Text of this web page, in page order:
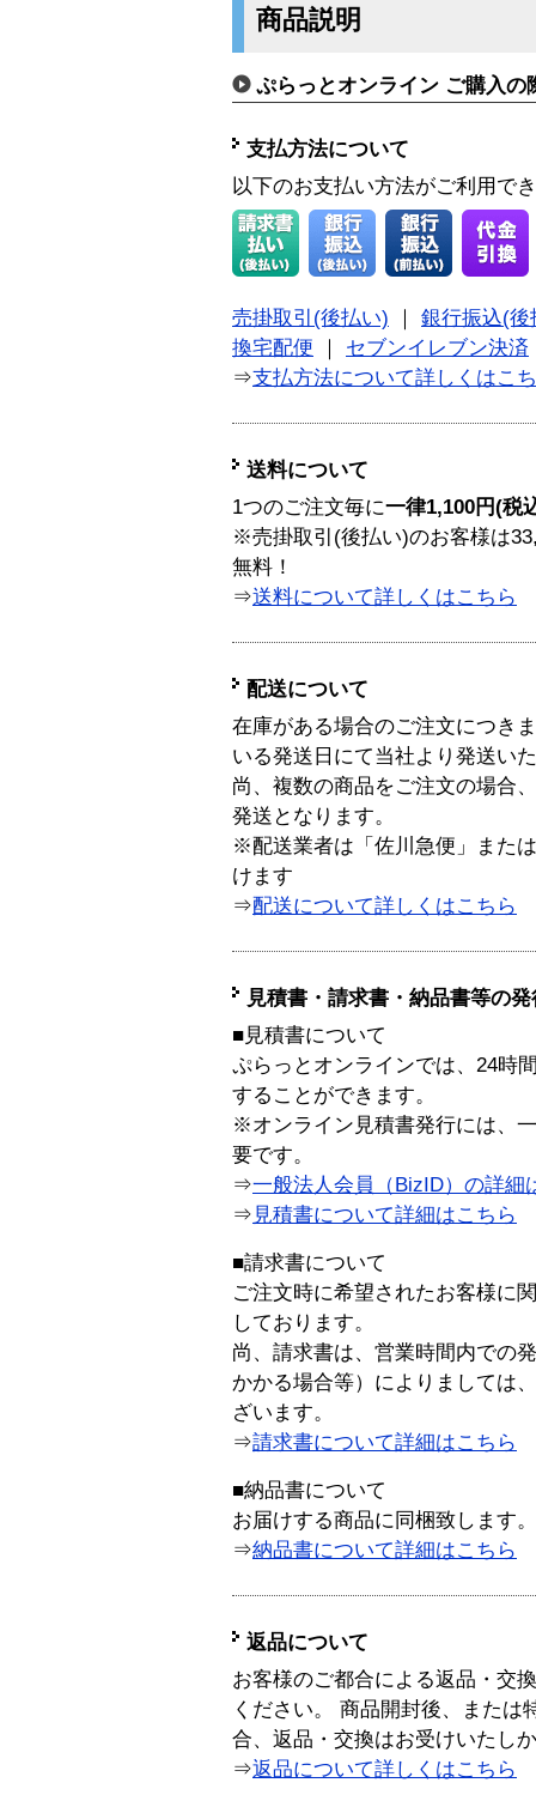
商品説明
ぷらっとオンライン ご購入の
支払方法について
以下のお支払い方法がご利用で
売掛取引(後払い)
銀行振込(後
換宅配便
セブンイレブン決済
⇒支払方法について詳しくはこ
送料について
1つのご注文毎に一律1,100円(税
※売掛取引(後払い)のお客様は
無料！
⇒送料について詳しくはこちら
配送について
在庫がある場合のご注文につき
いる発送日にて当社より発送い
尚、複数の商品をご注文の場合
発送となります。
※配送業者は「佐川急便」また
けます
⇒配送について詳しくはこちら
見積書・請求書・納品書等の
■見積書について
ぷらっとオンラインでは、24時
することができます。
※オンライン見積書発行には、
要です。
⇒一般法人会員（BizID）の詳細
⇒ 見積書について詳細はこちら
■請求書について
ご注文時に希望されたお客様に
しております。
尚、請求書は、営業時間内での
かかる場合等）によりましては
ざいます。
⇒請求書について詳細はこちら
■納品書について
お届けする商品に同梱致します。
⇒納品書について詳細はこちら
返品について
お客様のご都合による返品・交
ください。 商品開封後、または
合、返品・交換はお受けいたし
⇒返品について詳しくはこちら